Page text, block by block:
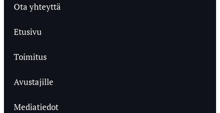
Ota yhteyttä
Etusivu
Toimitus
Avustajille
Mediatiedot